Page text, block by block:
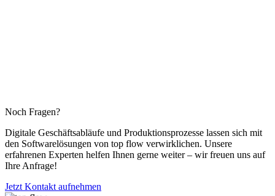
Noch Fragen?
Digitale Geschäftsabläufe und Produktionsprozesse lassen sich mit
den Softwarelösungen von top flow verwirklichen. Unsere
erfahrenen Experten helfen Ihnen gerne weiter – wir freuen uns auf
Ihre Anfrage!
Jetzt Kontakt aufnehmen